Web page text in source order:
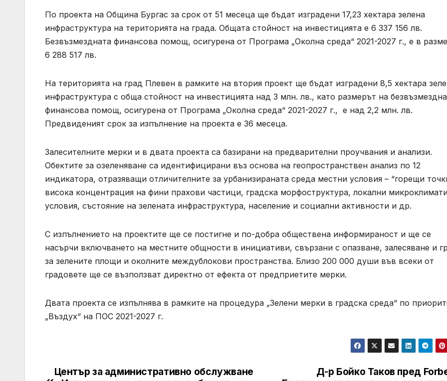
По проекта на Община Бургас за срок от 51 месеца ще бъдат изградени 17,23 хектара зелена
инфраструктура на територията на града. Общата стойност на инвестицията е 6 337 156 лв.
Безвъзмездната финансова помощ, осигурена от Програма „Околна среда“ 2021-2027 г., е в
6 288 517 лв.
На територията на град Плевен в рамките на втория проект ще бъдат изградени 8,5 хектара
инфраструктура с обща стойност на инвестицията над 3 млн. лв., като размерът на
финансова помощ, осигурена от Програма „Околна среда“ 2021-2027 г., е над 2,2 млн. лв.
Предвиденият срок за изпълнение на проекта е 36 месеца.
Залесителните мерки и в двата проекта са базирани на предварителни проучвания и анализи.
Обектите за озеленяване са идентифицирани въз основа на геопространствен анализ по 12
индикатора, отразяващи отличителните за урбанизираната среда местни условия – “горещи
висока концентрация на фини прахови частици, градска морфоструктура, локални
условия, състояние на зелената инфраструктура, население и социални активности и др.
С изпълнението на проектите ще се постигне и по-добра обществена информираност и ще се
насърчи включването на местните общности в инициативи, свързани с опазване, залесяване и
за зелените площи и околните междублокови пространства. Близо 200 000 души във всеки от
градовете ще се възползват директно от ефекта от предприетите мерки.
Двата проекта се изпълнява в рамките на процедура „Зелени мерки в градска среда“ по
„Въздух“ на ПОС 2021-2027 г.
Post
Д-р Бойко Таков пред
Център за административно обслужване